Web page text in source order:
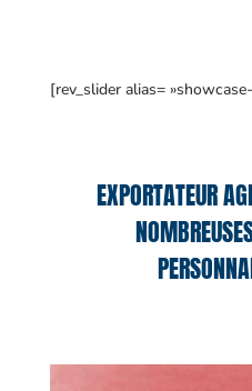
[rev_slider alias=
EXPORTATEUR